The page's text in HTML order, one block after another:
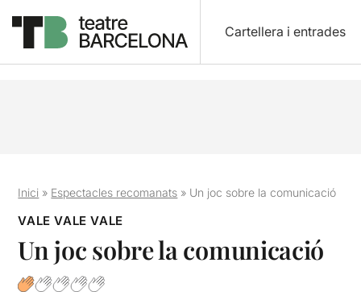
Cartellera i entrades
Inici » Espectacles recomanats » Un joc sobre la comunicació
VALE VALE VALE
Un joc sobre la comunicació